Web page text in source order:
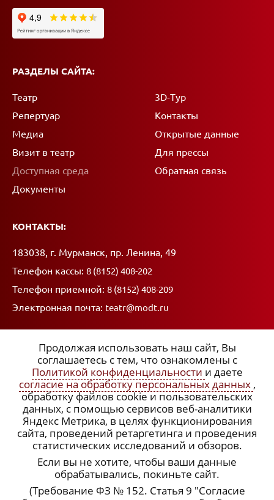
РАЗДЕЛЫ САЙТА:
Театр
Репертуар
Медиа
Визит в театр
Доступная среда
Документы
3D-Тур
Контакты
Открытые данные
Для прессы
Обратная связь
КОНТАКТЫ:
Адрес:
183038, г. Мурманск, пр. Ленина, 49
Телефон кассы: 8 (8152) 408-202
Телефон приемной: 8 (8152) 408-209
Электронная почта: teatr@modt.ru
ССЫЛКИ:
Политика конфиденциальности
Согласие на обработку персональных данных
Продолжая использовать наш сайт, Вы
соглашаетесь с тем, что ознакомлены с
Политикой конфиденциальности и даете
согласие на обработку персональных данных ,
обработку файлов cookie и пользовательских
данных, с помощью сервисов веб-аналитики
Яндекс Метрика, в целях функционирования
сайта, проведений ретаргетинга и проведения
статистических исследований и обзоров.
Если вы не хотите, чтобы ваши данные
обрабатывались, покиньте сайт.
(Требование ФЗ № 152. Статья 9 "Согласие